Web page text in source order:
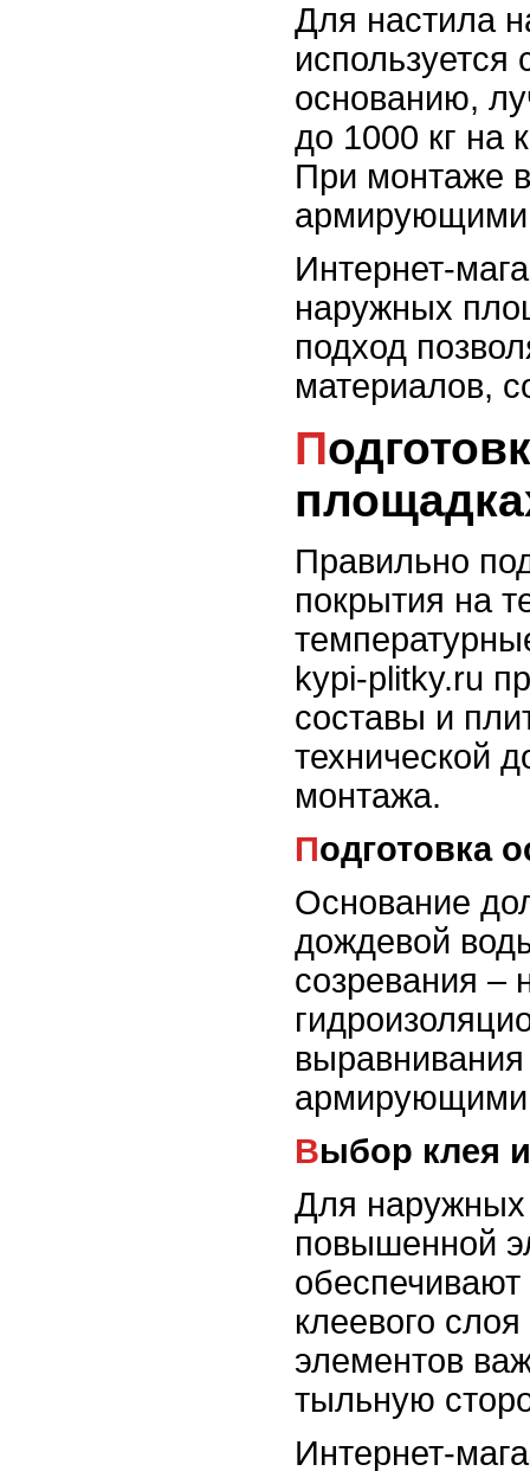
Для настила
основанию,
до 1000 кг на
При монтаже
армирующими
Интернет-
наружных
подход
материалов,
Подготовка основания и выбор клея для укладки на открытых
Правильно
покрытия на
kypi-plitky.ru
составы и
технической
монтажа.
Подготовка
Основание
дождевой
созревания –
армирующими
Выбор клея
Для наружных
повышенной
клеевого
элементов
тыльную
Интернет-